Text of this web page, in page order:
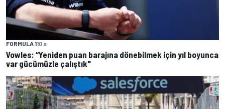
FORMULA 110 s
Vowles: “Yeniden puan barajına dönebilmek için yıl boyunca
var gücümüzle çalıştık"